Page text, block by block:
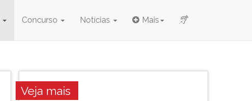
Concurso Notícias Mais
Veja mais